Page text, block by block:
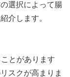
選択によって腸
介します。
とがあります
スクが高まりま